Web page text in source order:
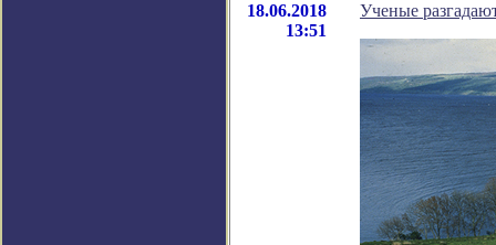
18.06.2018
13:51
Ученые